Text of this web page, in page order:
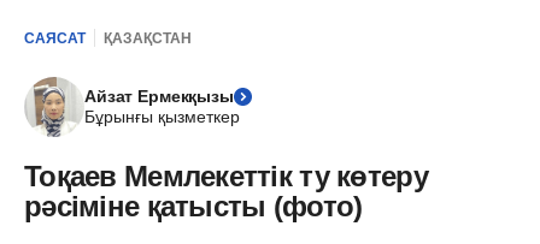
САЯСАТ ҚАЗАҚСТАН
Айзат Ермекқызы
Бұрынғы қызметкер
Тоқаев Мемлекеттік ту көтеру
рәсіміне қатысты (фото)